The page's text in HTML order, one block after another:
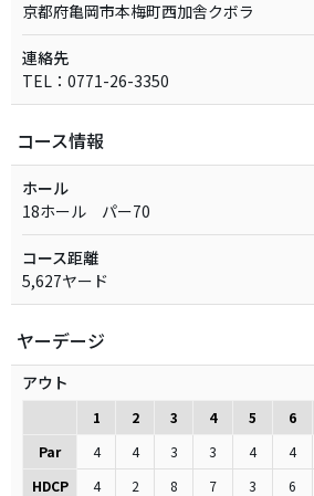
京都府亀岡市本梅町西加舎クボラ
連絡先
TEL：0771-26-3350
コース情報
ホール
18ホール パー70
コース距離
5,627ヤード
ヤーデージ
アウト
1 2 3 4 5 6
Par
4 4 3 3 4 4
HDCP
4 2 8 7 3 6